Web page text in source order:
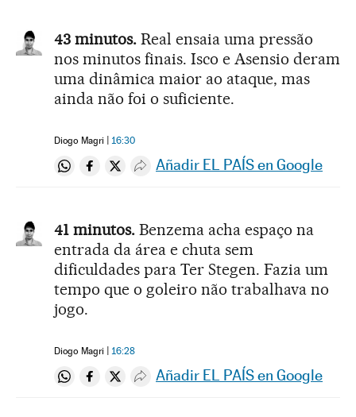
43 minutos. Real ensaia uma pressão
nos minutos finais. Isco e Asensio deram
uma dinâmica maior ao ataque, mas
ainda não foi o suficiente.
Diogo Magri 16:30
Compartir en Whatsapp
Compartir en Facebook
Compartir en Twitter
Desplegar Redes Sociales
Añadir EL PAÍS en Google
41 minutos. Benzema acha espaço na
entrada da área e chuta sem
dificuldades para Ter Stegen. Fazia um
tempo que o goleiro não trabalhava no
jogo.
Diogo Magri 16:28
Compartir en Whatsapp
Compartir en Facebook
Compartir en Twitter
Desplegar Redes Sociales
Añadir EL PAÍS en Google